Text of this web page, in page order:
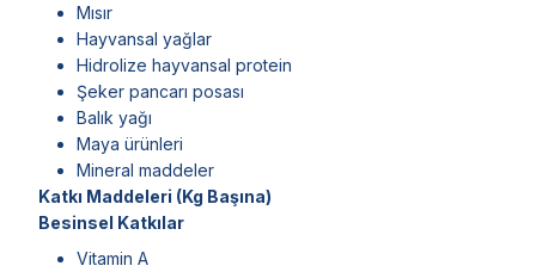
Mısır
Hayvansal yağlar
Hidrolize hayvansal protein
Şeker pancarı posası
Balık yağı
Maya ürünleri
Mineral maddeler
Katkı Maddeleri (Kg Başına)
Besinsel Katkılar
Vitamin A